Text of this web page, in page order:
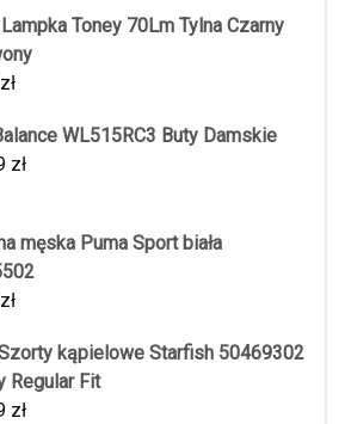
Toney 70Lm Tylna Czarny
zł
WL515RC3 Buty Damskie
zł
męska Puma Sport biała
zł
kąpielowe Starfish 50469302
Regular Fit
zł